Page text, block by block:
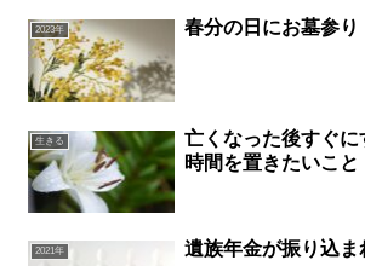
2023年 春分の日にお墓参り
生きる
亡くなった後すぐに
時間を置きたいこと
2021年 遺族年金が振り込ま